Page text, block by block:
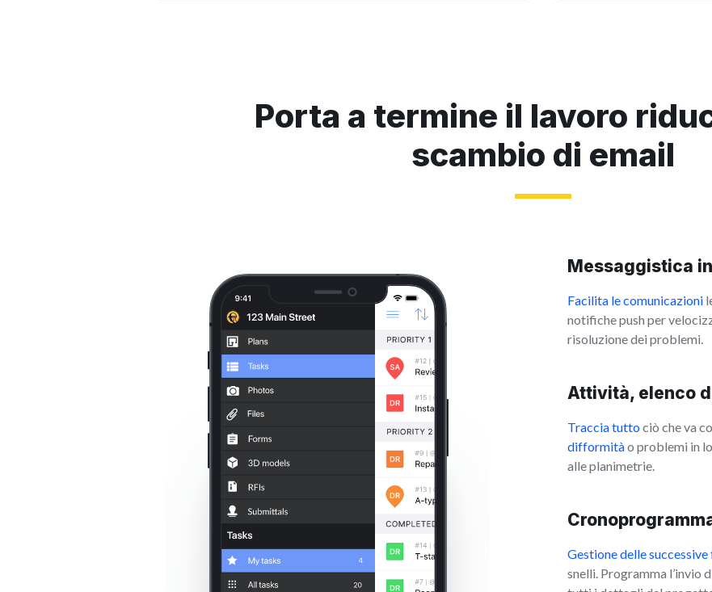
Porta a termine il lavoro
scambio di email
Messaggistica
Facilita le comunicazioni
notifiche push per
risoluzione dei problemi.
Attività, elenco
Traccia tuttociò che va
difformitào problemi in
alle planimetrie.
Gestione delle
snelli. Programma l’invio